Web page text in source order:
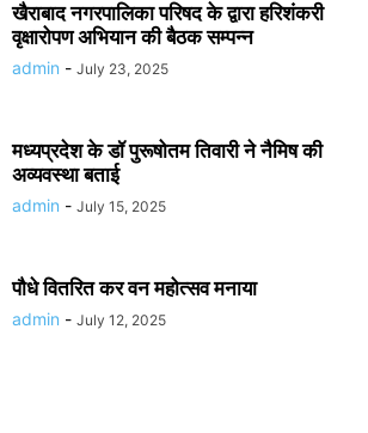
खैराबाद नगरपालिका परिषद के द्वारा हरिशंकरी
वृक्षारोपण अभियान की बैठक सम्पन्न
admin - July 23, 2025
मध्यप्रदेश के डॉ पुरूषोतम तिवारी ने नैमिष की
अव्यवस्था बताई
admin - July 15, 2025
पौधे वितरित कर वन महोत्सव मनाया
admin - July 12, 2025